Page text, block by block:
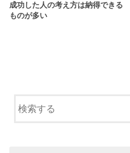
成功した人の考え方は納得できる
ものが多い